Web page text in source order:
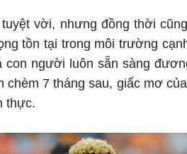
vời, nhưng đồng thời
tồn tại trong môi trường
con người luôn sẵn sàng
chèm 7 tháng sau, giấc mơ
thực.